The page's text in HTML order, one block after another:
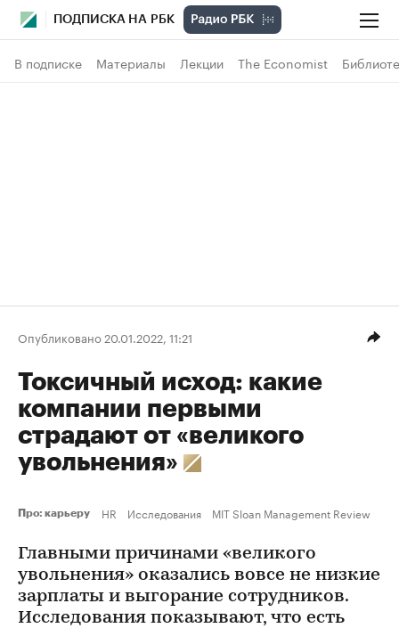
ПОДПИСКА НА РБК
В подписке Материалы Лекции The Economist
Опубликовано 20.01.2022, 11:21
Токсичный исход: какие
компании первыми
страдают от «великого
увольнения»
Про: карьеру HR Исследования MIT Sloan Management Review
Главными причинами «великого
увольнения» оказались вовсе не низкие
зарплаты и выгорание сотрудников.
Исследования показывают, что есть